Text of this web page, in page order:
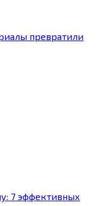
превратили
7 эффективных